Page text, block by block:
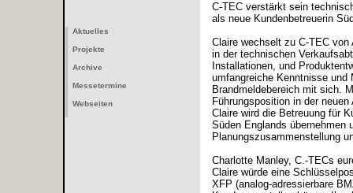
Aktuelles
Projekte
Archive
Messetermine
Webseiten
C-TEC verstärkt sein
als neue Kundenbetreuerin
Claire wechselt zu C-TEC
in der technischen
Installationen, und
umfangreiche Kenntnisse
Brandmeldebereich mit sich.
Führungsposition in der
Claire wird die Betreuung für
Süden Englands übernehmen
Planungszusammenstellung
Charlotte Manley, C.-TECs
Claire würde eine
XFP (analog-adressierbare